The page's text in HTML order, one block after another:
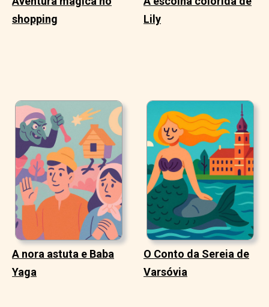
shopping
Lily
A nora astuta e Baba
Yaga
O Conto da Sereia de
Varsóvia